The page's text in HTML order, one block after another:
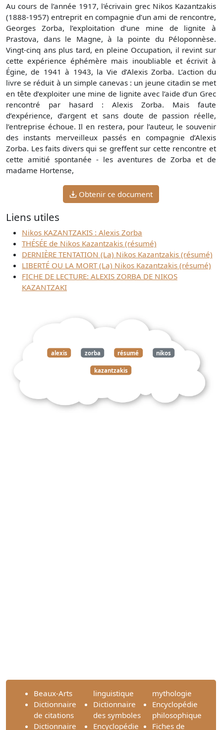
Au cours de l’année 1917, l'écrivain grec Nikos Kazantzakis
(1888-1957) entreprit en compagnie d’un ami de rencontre,
Georges Zorba, l’exploitation d’une mine de lignite à
Prastova, dans le Magne, à la pointe du Péloponnèse.
Vingt-cinq ans plus tard, en pleine Occupation, il revint sur
cette expérience éphémère mais inoubliable et écrivit à
Égine, de 1941 à 1943, la Vie d’Alexis Zorba. L’action du
livre se réduit à un simple canevas : un jeune citadin se met
en tête d’exploiter une mine de lignite avec l’aide d’un Grec
rencontré par hasard : Alexis Zorba. Mais faute
d’expérience, d’argent et sans doute de passion réelle,
l’entreprise échoue. Il en restera, pour l’auteur, le souvenir
des instants merveilleux passés en compagnie d’Alexis
Zorba. Les faits divers qui se greffent sur cette rencontre et
cette amitié spontanée - les aventures de Zorba et de
madame Hortense,
Obtenir ce document
Liens utiles
Nikos KAZANTZAKIS : Alexis Zorba
THÉSÉE de Nikos Kazantzakis (résumé)
DERNIÈRE TENTATION (La) Nikos Kazantzakis (résumé)
LIBERTÉ OU LA MORT (La) Nikos Kazantzakis (résumé)
FICHE DE LECTURE: ALEXIS ZORBA DE NIKOS
KAZANTZAKI
alexis zorba résumé nikos
kazantzakis
Beaux-Arts
Dictionnaire
de citations
Dictionnaire
linguistique
Dictionnaire
des symboles
Encyclopédie
mythologie
Encyclopédie
philosophique
Fiches de